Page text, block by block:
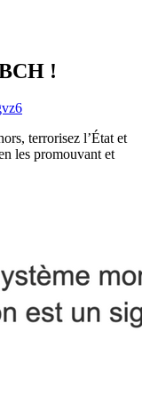
!
terrorisez l’État et
les promouvant et